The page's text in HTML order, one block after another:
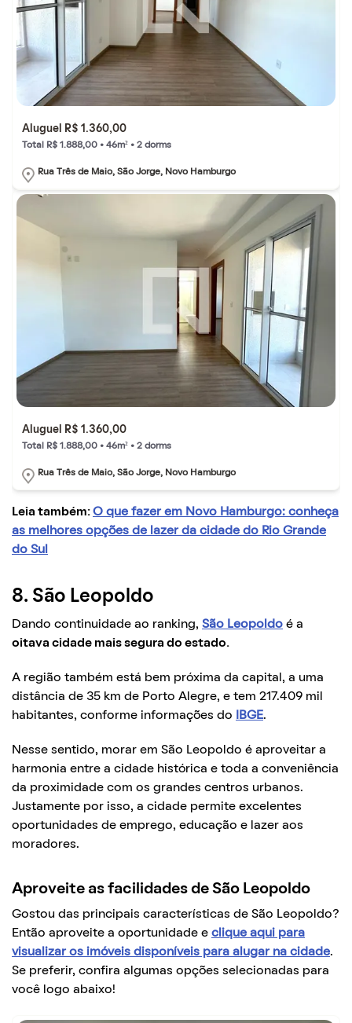
Aluguel R$ 1.360,00
Total R$ 1.888,00 • 46m² • 2 dorms
Rua Três de Maio, São Jorge, Novo Hamburgo
Aluguel R$ 1.360,00
Total R$ 1.888,00 • 46m² • 2 dorms
Rua Três de Maio, São Jorge, Novo Hamburgo
Leia também: O que fazer em Novo Hamburgo: conheça
as melhores opções de lazer da cidade do Rio Grande
do Sul
8. São Leopoldo
Dando continuidade ao ranking, São Leopoldo é a
oitava cidade mais segura do estado.
A região também está bem próxima da capital, a uma
distância de 35 km de Porto Alegre, e tem 217.409 mil
habitantes, conforme informações do
IBGE.
Nesse sentido, morar em São Leopoldo é aproveitar a
harmonia entre a cidade histórica e toda a conveniência
da proximidade com os grandes centros urbanos.
Justamente por isso, a cidade permite excelentes
oportunidades de emprego, educação e lazer aos
moradores.
Aproveite as facilidades de São Leopoldo
Gostou das principais características de São Leopoldo?
Então aproveite a oportunidade e clique aqui para
visualizar os imóveis disponíveis para alugar na cidade.
Se preferir, confira algumas opções selecionadas para
você logo abaixo!